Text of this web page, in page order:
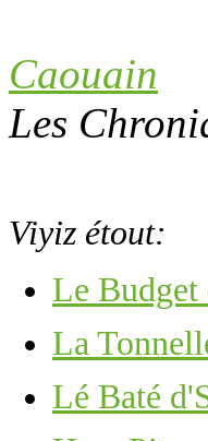
Caouain
Les
Viyiz étout:
Le
La
Lé Baté